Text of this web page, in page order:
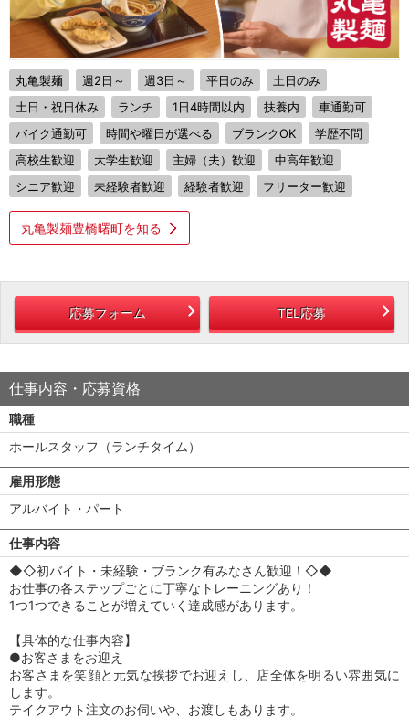
丸亀製麺 週2日～ 週3日～ 平日のみ
土日のみ
土日・祝日休み
ランチ 1日4時間以内 扶養内
車通勤可
バイク通勤可
時間や曜日が選べる ブランクOK
学歴不問
高校生歓迎
大学生歓迎 主婦（夫）歓迎
中高年歓迎
シニア歓迎
未経験者歓迎 経験者歓迎 フリーター歓迎
丸亀製麺豊橋曙町を知る
応募フォーム TEL応募
仕事内容・応募資格
職種
ホールスタッフ（ランチタイム）
雇用形態
アルバイト・パート
仕事内容
◆◇初バイト・未経験・ブランク有みなさん歓迎！◇◆
お仕事の各ステップごとに丁寧なトレーニングあり！
1つ1つできることが増えていく達成感があります。
【具体的な仕事内容】
●お客さまをお迎え
お客さまを笑顔と元気な挨拶でお迎えし、店全体を明るい雰囲気に
します。
テイクアウト注文のお伺いや、お渡しもあります。